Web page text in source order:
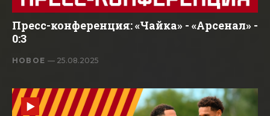
Пресс-конференция: «Чайка» - «Арсенал» -
0:3
НОВОЕ— 25.08.2025